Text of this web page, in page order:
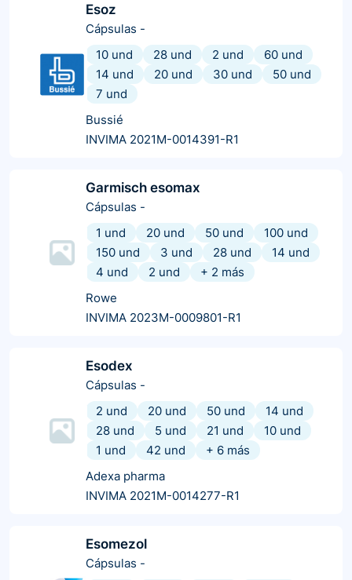
Esoz
Cápsulas -
10 und
28 und 2 und
60 und
14 und
20 und 30 und
50 und
7 und
Bussié
INVIMA 2021M-0014391-R1
Garmisch esomax
Cápsulas -
1 und
20 und 50 und
100 und
150 und
3 und 28 und
14 und
4 und
2 und + 2 más
Rowe
INVIMA 2023M-0009801-R1
Esodex
Cápsulas -
2 und
20 und 50 und
14 und
28 und
5 und 21 und
10 und
1 und
42 und + 6 más
Adexa pharma
INVIMA 2021M-0014277-R1
Esomezol
Cápsulas -